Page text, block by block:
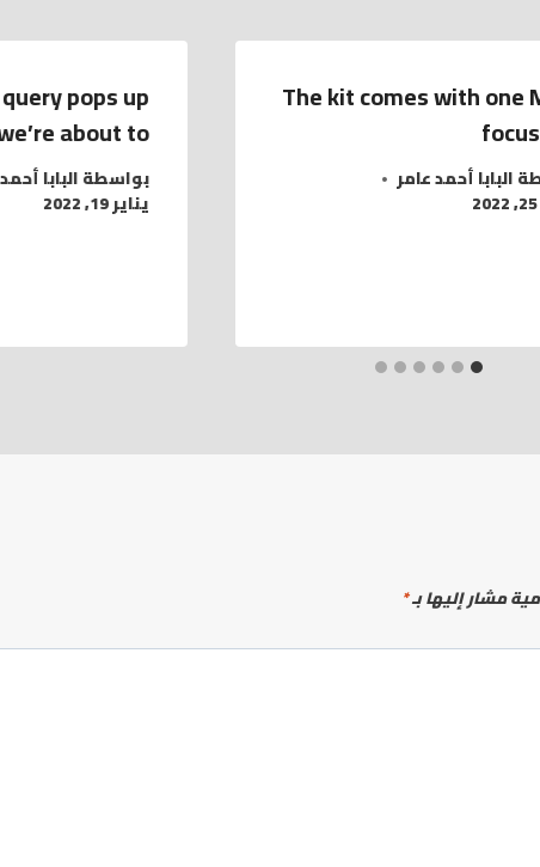
The kit comes with one
البابا أحمد عامر
pops up
about to
بواسطةالبابا
يناير 19, 2022
مشار إليها بـ*